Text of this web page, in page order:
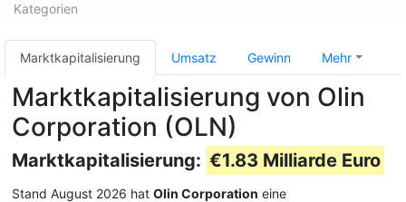
Kategorien
Marktkapitalisierung Umsatz Gewinn Mehr
Marktkapitalisierung von Olin
Corporation (OLN)
Marktkapitalisierung: €1.83 Milliarde Euro
Stand August 2026 hat Olin Corporation eine